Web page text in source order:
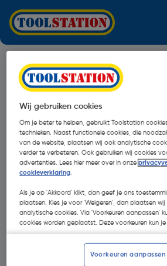
Oops!
Wij gebruiken cookies
Om je beter te helpen, gebruikt Toolstation
technieken. Naast functionele cookies, die
van de website, plaatsen wij ook analytische
verder te verbeteren. Ook gebruiken wij cookies
advertenties. Lees hier meer over in onze
cookieverklaring.
Als je op 'Akkoord' klikt, dan geef je ons
plaatsen. Kies je voor 'Weigeren', dan plaatsen
analytische cookies. Via 'Voorkeuren aanpassen'
cookies worden geplaatst. Deze voorkeuren kun
Voorkeuren aanpassen